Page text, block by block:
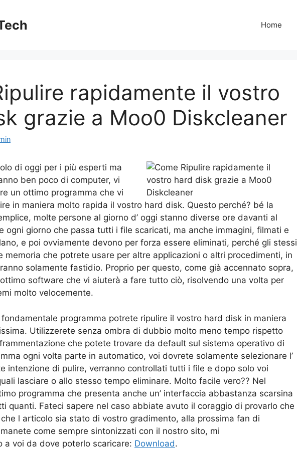
Home
rapidamente il vostro
grazie a Moo0 Diskcleaner
di oggi per i più esperti ma
ben poco di computer, vi
un ottimo programma che vi
in maniera molto rapida il vostro hard disk. Questo perché? bé la
molte persone al giorno d’ oggi stanno diverse ore davanti al
ogni giorno che passa tutti i file scaricati, ma anche immagini, filmati e
e poi ovviamente devono per forza essere eliminati, perché gli stessi
memoria che potrete usare per altre applicazioni o altri procedimenti, in
solamente fastidio. Proprio per questo, come già accennato sopra,
software che vi aiuterà a fare tutto ciò, risolvendo una volta per
molto velocemente.
programma potrete ripulire il vostro hard disk in maniera
Utilizzerete senza ombra di dubbio molto meno tempo rispetto
che potete trovare da default sul sistema operativo di
ogni volta parte in automatico, voi dovrete solamente selezionare l’
intenzione di pulire, verranno controllati tutti i file e dopo solo voi
lasciare o allo stesso tempo eliminare. Molto facile vero?? Nel
programma che presenta anche un’ interfaccia abbastanza scarsina
quanti. Fateci sapere nel caso abbiate avuto il coraggio di provarlo che
l articolo sia stato di vostro gradimento, alla prossima fan di
come sempre sintonizzati con il nostro sito, mi
a voi da dove poterlo scaricare: Download.